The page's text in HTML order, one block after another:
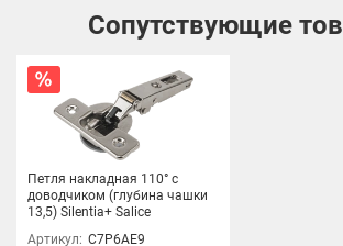
Сопутствующие
Петля накладная 110° с
доводчиком (глубина чашки
13,5) Silentia+ Salice
Артикул: C7P6AE9